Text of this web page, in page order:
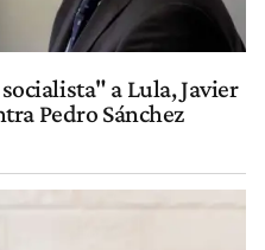
a Lula, Javier
Pedro Sánchez